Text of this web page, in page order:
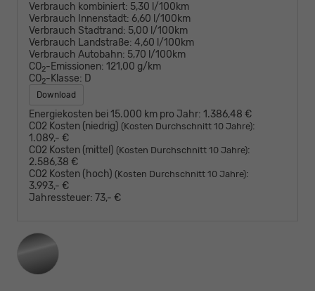
Verbrauch kombiniert: 5,30 l/100km
Verbrauch Innenstadt: 6,60 l/100km
Verbrauch Stadtrand: 5,00 l/100km
Verbrauch Landstraße: 4,60 l/100km
Verbrauch Autobahn: 5,70 l/100km
CO2-Emissionen: 121,00 g/km
CO2-Klasse: D
Download
Energiekosten bei 15.000 km pro Jahr: 1.386,48 €
CO2 Kosten (niedrig) (Kosten Durchschnitt 10 Jahre):
1.089,- €
CO2 Kosten (mittel) (Kosten Durchschnitt 10 Jahre):
2.586,38 €
CO2 Kosten (hoch) (Kosten Durchschnitt 10 Jahre):
3.993,- €
Jahressteuer: 73,- €